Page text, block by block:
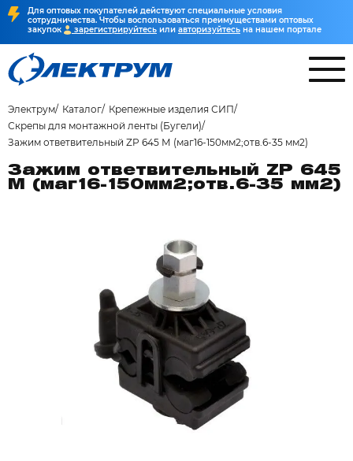
Для оптовых покупателей действуют специальные условия
сотрудничества. Чтобы воспользоваться преимуществами оптовых
закупок
зарегистрируйтесь или авторизуйтесь на нашем портале
Электрум Каталог
Крепежные изделия СИП
Скрепы для монтажной ленты (Бугели)
Зажим ответвительный ZP 645 М (маг16-150мм2;отв.6-35 мм2)
Зажим ответвительный ZP 645
М (маг16-150мм2;отв.6-35 мм2)